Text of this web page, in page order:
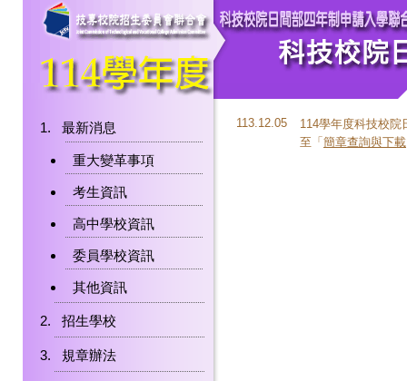
最新消息
重大變革事項
考生資訊
高中學校資訊
委員學校資訊
其他資訊
招生學校
規章辦法
113.12.05
114學年度科技校院
至「 簡章查詢與下載